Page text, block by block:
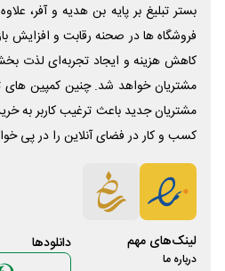
بستر تبلیغ بر پایه بن هدیه و آفر،
فروشگاه ها در صحنه رقابت و افزایش
کاهش هزینه و ایجاد تجربه‌ای لذت
مشتریان خواهد شد. چنین کمپین
مشتریان جدید باعث ترغیب کاربر به
کسب و کار در فضای آنلاین را در پی
لینک‌های مهم
درباره ما
دانلود‌ها